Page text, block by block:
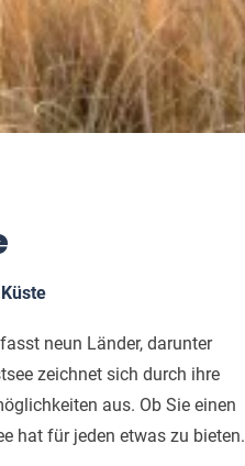
neun Länder, darunter
zeichnet sich durch ihre
aus. Ob Sie einen
hat für jeden etwas zu bieten.